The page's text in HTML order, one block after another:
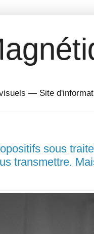
— Site
sous
transmettre.